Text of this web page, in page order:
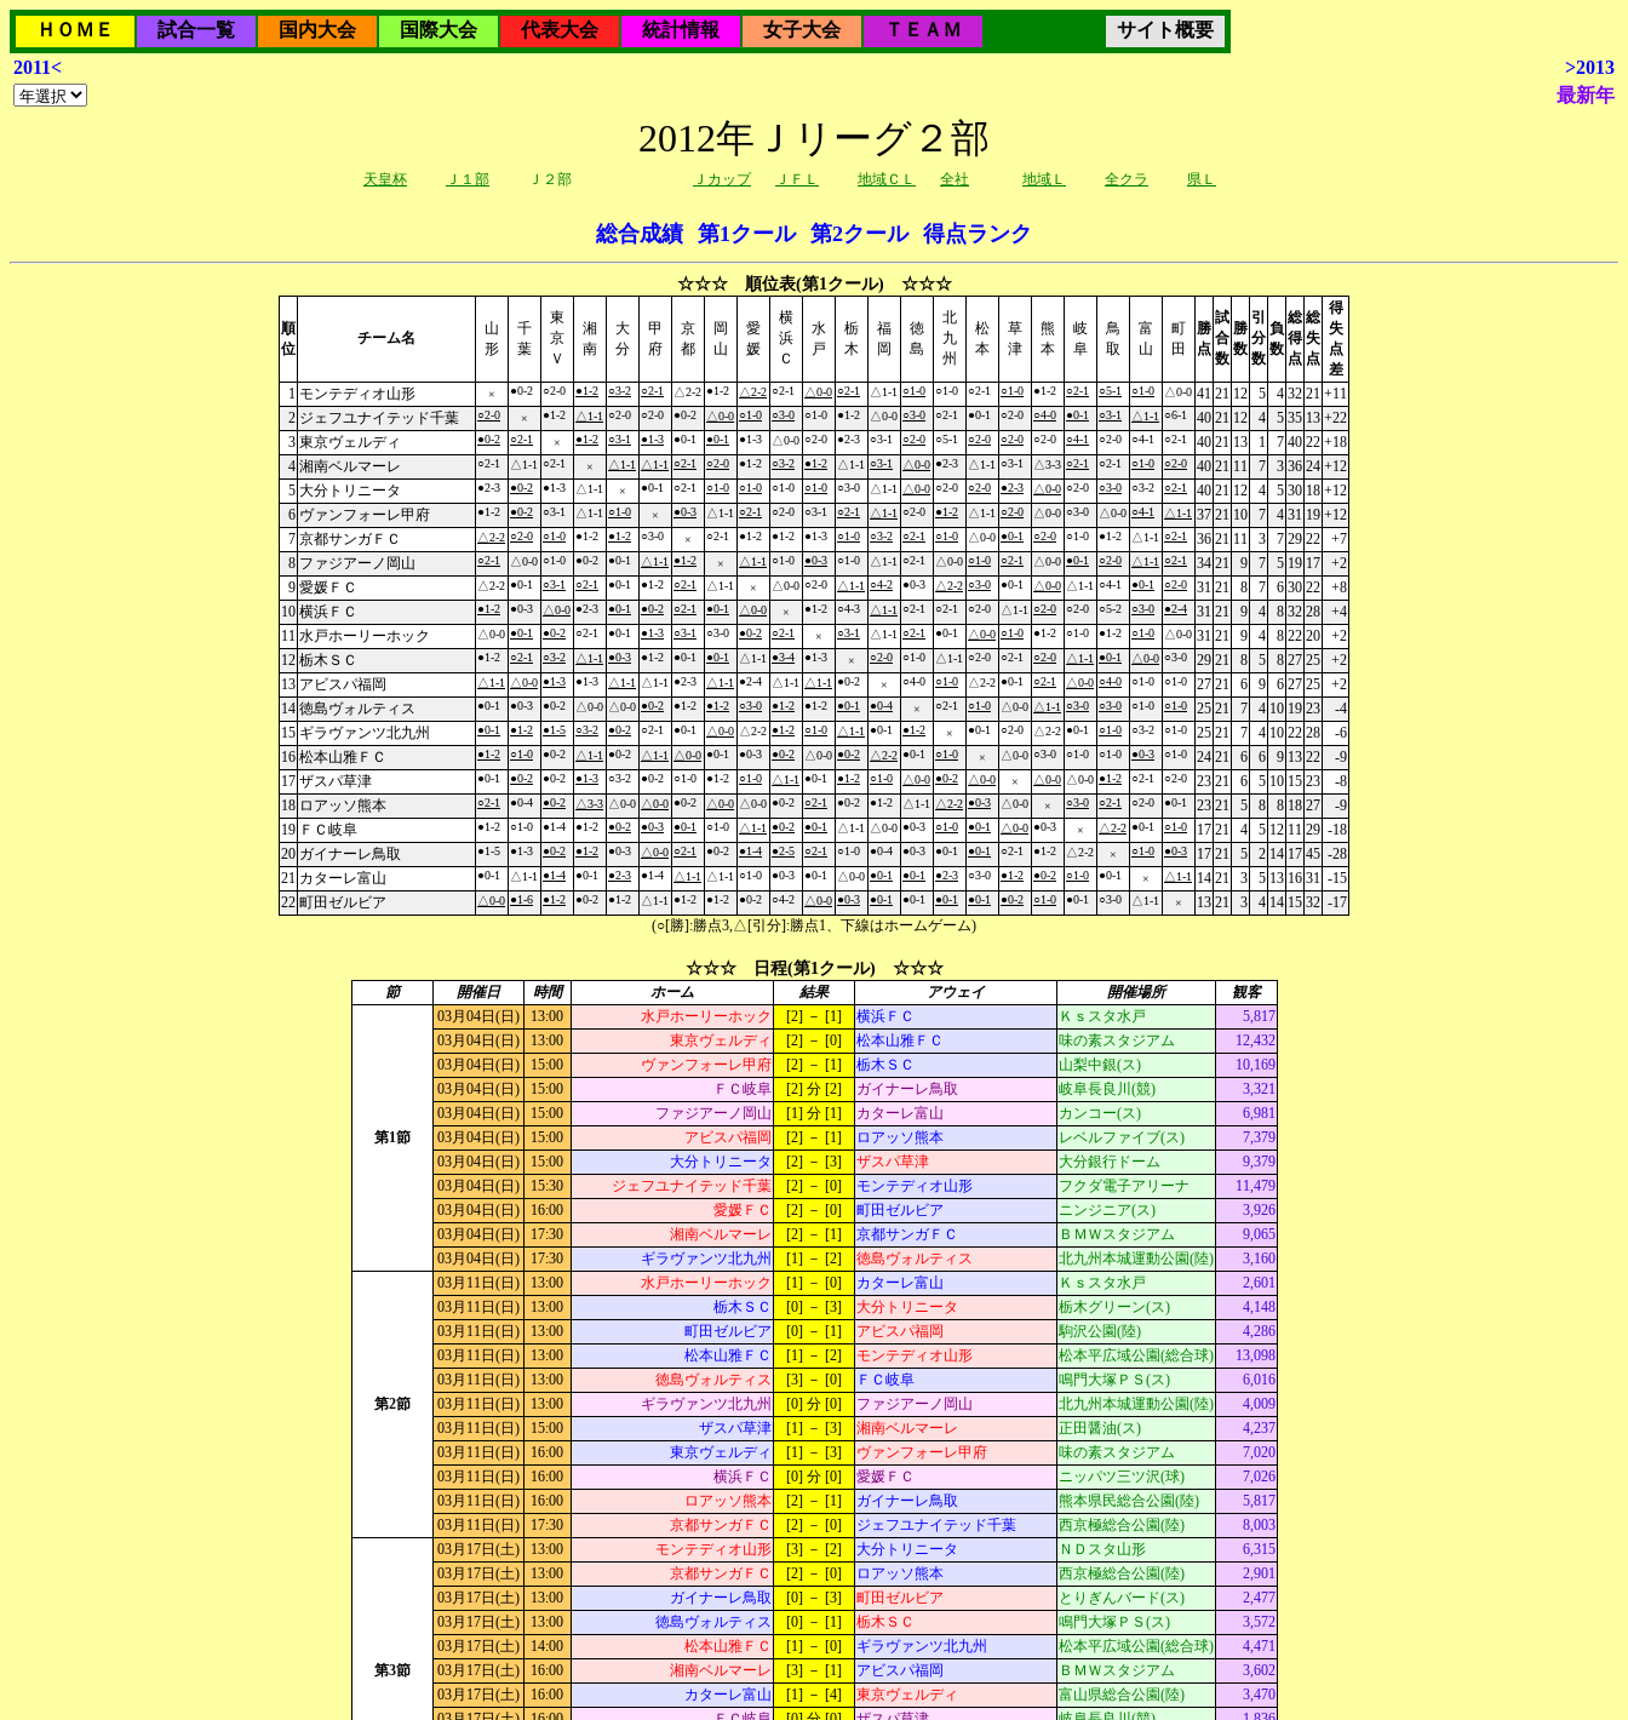
ＨＯＭＥ 試合一覧 国内大会 国際大会 代表大会 統計情報 女子大会 ＴＥＡＭ
サイト概要
2011<
>2013
最新年
2012年Ｊリーグ２部
天皇杯 Ｊ１部 Ｊ２部 Ｊカップ ＪＦＬ 地域ＣＬ 全社 地域Ｌ 全クラ 県Ｌ
総合成績 第1クール 第2クール 得点ランク
☆☆☆ 順位表(第1クール) ☆☆☆
順
位
チーム名
山
形
千
葉
東
京
Ｖ
湘
南
大
分
甲
府
京
都
岡
山
愛
媛
横
浜
Ｃ
水
戸
栃
木
福
岡
徳
島
北
九
州
松
本
草
津
熊
本
岐
阜
鳥
取
富
山
町
田
勝
点
試
合
数
勝
数
引
分
数
負
数
総
得
点
総
失
点
得
失
点
差
1 モンテディオ山形 × ●0-2 ○2-0 ●1-2 ○3-2 ○2-1 △2-2 ●1-2 △2-2 ○2-1 △0-0 ○2-1 △1-1 ○1-0 ○1-0 ○2-1 ○1-0 ●1-2 ○2-1 ○5-1 ○1-0 △0-0 41 21 12 5 4 32 21 +11
2 ジェフユナイテッド千葉 ○2-0 × ●1-2 △1-1 ○2-0 ○2-0 ●0-2 △0-0 ○1-0 ○3-0 ○1-0 ●1-2 △0-0 ○3-0 ○2-1 ●0-1 ○2-0 ○4-0 ●0-1 ○3-1 △1-1 ○6-1 40 21 12 4 5 35 13 +22
3 東京ヴェルディ ●0-2 ○2-1 × ●1-2 ○3-1 ●1-3 ●0-1 ●0-1 ●1-3 △0-0 ○2-0 ●2-3 ○3-1 ○2-0 ○5-1 ○2-0 ○2-0 ○2-0 ○4-1 ○2-0 ○4-1 ○2-1 40 21 13 1 7 40 22 +18
4 湘南ベルマーレ ○2-1 △1-1 ○2-1 × △1-1 △1-1 ○2-1 ○2-0 ●1-2 ○3-2 ●1-2 △1-1 ○3-1 △0-0 ●2-3 △1-1 ○3-1 △3-3 ○2-1 ○2-1 ○1-0 ○2-0 40 21 11 7 3 36 24 +12
5 大分トリニータ ●2-3 ●0-2 ●1-3 △1-1 × ●0-1 ○2-1 ○1-0 ○1-0 ○1-0 ○1-0 ○3-0 △1-1 △0-0 ○2-0 ○2-0 ●2-3 △0-0 ○2-0 ○3-0 ○3-2 ○2-1 40 21 12 4 5 30 18 +12
6 ヴァンフォーレ甲府 ●1-2 ●0-2 ○3-1 △1-1 ○1-0 × ●0-3 △1-1 ○2-1 ○2-0 ○3-1 ○2-1 △1-1 ○2-0 ●1-2 △1-1 ○2-0 △0-0 ○3-0 △0-0 ○4-1 △1-1 37 21 10 7 4 31 19 +12
7 京都サンガＦＣ △2-2 ○2-0 ○1-0 ●1-2 ●1-2 ○3-0 × ○2-1 ●1-2 ●1-2 ●1-3 ○1-0 ○3-2 ○2-1 ○1-0 △0-0 ●0-1 ○2-0 ○1-0 ●1-2 △1-1 ○2-1 36 21 11 3 7 29 22
+7
8 ファジアーノ岡山 ○2-1 △0-0 ○1-0 ●0-2 ●0-1 △1-1 ●1-2 × △1-1 ○1-0 ●0-3 ○1-0 △1-1 ○2-1 △0-0 ○1-0 ○2-1 △0-0 ●0-1 ○2-0 △1-1 ○2-1 34 21 9 7 5 19 17
+2
9 愛媛ＦＣ △2-2 ●0-1 ○3-1 ○2-1 ●0-1 ●1-2 ○2-1 △1-1 × △0-0 ○2-0 △1-1 ○4-2 ●0-3 △2-2 ○3-0 ●0-1 △0-0 △1-1 ○4-1 ●0-1 ○2-0 31 21 8 7 6 30 22
+8
10 横浜ＦＣ ●1-2 ●0-3 △0-0 ●2-3 ●0-1 ●0-2 ○2-1 ●0-1 △0-0 × ●1-2 ○4-3 △1-1 ○2-1 ○2-1 ○2-0 △1-1 ○2-0 ○2-0 ○5-2 ○3-0 ●2-4 31 21 9 4 8 32 28
+4
11 水戸ホーリーホック △0-0 ●0-1 ●0-2 ○2-1 ●0-1 ●1-3 ○3-1 ○3-0 ●0-2 ○2-1 × ○3-1 △1-1 ○2-1 ●0-1 △0-0 ○1-0 ●1-2 ○1-0 ●1-2 ○1-0 △0-0 31 21 9 4 8 22 20
+2
12 栃木ＳＣ ●1-2 ○2-1 ○3-2 △1-1 ●0-3 ●1-2 ●0-1 ●0-1 △1-1 ●3-4 ●1-3 × ○2-0 ○1-0 △1-1 ○2-0 ○2-1 ○2-0 △1-1 ●0-1 △0-0 ○3-0 29 21 8 5 8 27 25
+2
13 アビスパ福岡 △1-1 △0-0 ●1-3 ●1-3 △1-1 △1-1 ●2-3 △1-1 ●2-4 △1-1 △1-1 ●0-2 × ○4-0 ○1-0 △2-2 ●0-1 ○2-1 △0-0 ○4-0 ○1-0 ○1-0 27 21 6 9 6 27 25
+2
14 徳島ヴォルティス ●0-1 ●0-3 ●0-2 △0-0 △0-0 ●0-2 ●1-2 ●1-2 ○3-0 ●1-2 ●1-2 ●0-1 ●0-4 × ○2-1 ○1-0 △0-0 △1-1 ○3-0 ○3-0 ○1-0 ○1-0 25 21 7 4 10 19 23
-4
15 ギラヴァンツ北九州 ●0-1 ●1-2 ●1-5 ○3-2 ●0-2 ○2-1 ●0-1 △0-0 △2-2 ●1-2 ○1-0 △1-1 ●0-1 ●1-2 × ●0-1 ○2-0 △2-2 ●0-1 ○1-0 ○3-2 ○1-0 25 21 7 4 10 22 28
-6
16 松本山雅ＦＣ ●1-2 ○1-0 ●0-2 △1-1 ●0-2 △1-1 △0-0 ●0-1 ●0-3 ●0-2 △0-0 ●0-2 △2-2 ●0-1 ○1-0 × △0-0 ○3-0 ○1-0 ○1-0 ●0-3 ○1-0 24 21 6 6 9 13 22
-9
17 ザスパ草津 ●0-1 ●0-2 ●0-2 ●1-3 ○3-2 ●0-2 ○1-0 ●1-2 ○1-0 △1-1 ●0-1 ●1-2 ○1-0 △0-0 ●0-2 △0-0 × △0-0 △0-0 ●1-2 ○2-1 ○2-0 23 21 6 5 10 15 23
-8
18 ロアッソ熊本 ○2-1 ●0-4 ●0-2 △3-3 △0-0 △0-0 ●0-2 △0-0 △0-0 ●0-2 ○2-1 ●0-2 ●1-2 △1-1 △2-2 ●0-3 △0-0 × ○3-0 ○2-1 ○2-0 ●0-1 23 21 5 8 8 18 27
-9
19 ＦＣ岐阜 ●1-2 ○1-0 ●1-4 ●1-2 ●0-2 ●0-3 ●0-1 ○1-0 △1-1 ●0-2 ●0-1 △1-1 △0-0 ●0-3 ○1-0 ●0-1 △0-0 ●0-3 × △2-2 ●0-1 ○1-0 17 21 4 5 12 11 29 -18
20 ガイナーレ鳥取 ●1-5 ●1-3 ●0-2 ●1-2 ●0-3 △0-0 ○2-1 ●0-2 ●1-4 ●2-5 ○2-1 ○1-0 ●0-4 ●0-3 ●0-1 ●0-1 ○2-1 ●1-2 △2-2 × ○1-0 ●0-3 17 21 5 2 14 17 45 -28
21 カターレ富山 ●0-1 △1-1 ●1-4 ●0-1 ●2-3 ●1-4 △1-1 △1-1 ○1-0 ●0-3 ●0-1 △0-0 ●0-1 ●0-1 ●2-3 ○3-0 ●1-2 ●0-2 ○1-0 ●0-1 × △1-1 14 21 3 5 13 16 31 -15
22 町田ゼルビア △0-0 ●1-6 ●1-2 ●0-2 ●1-2 △1-1 ●1-2 ●1-2 ●0-2 ○4-2 △0-0 ●0-3 ●0-1 ●0-1 ●0-1 ●0-1 ●0-2 ○1-0 ●0-1 ○3-0 △1-1 × 13 21 3 4 14 15 32 -17
(○[勝]:勝点3,△[引分]:勝点1、下線はホームゲーム)
☆☆☆ 日程(第1クール) ☆☆☆
節 開催日 時間 ホーム 結果 アウェイ 開催場所 観客
第1節
03月04日(日) 13:00 水戸ホーリーホック [2] － [1] 横浜ＦＣ Ｋｓスタ水戸
5,817
03月04日(日)
13:00 東京ヴェルディ [2] － [0] 松本山雅ＦＣ 味の素スタジアム
12,432
03月04日(日)
15:00 ヴァンフォーレ甲府 [2] － [1] 栃木ＳＣ 山梨中銀(ス)
10,169
03月04日(日)
15:00 ＦＣ岐阜 [2] 分 [2] ガイナーレ鳥取 岐阜長良川(競)
3,321
03月04日(日)
15:00 ファジアーノ岡山 [1] 分 [1] カターレ富山 カンコー(ス)
6,981
03月04日(日)
15:00 アビスパ福岡 [2] － [1] ロアッソ熊本 レベルファイブ(ス)
7,379
03月04日(日)
15:00 大分トリニータ [2] － [3] ザスパ草津 大分銀行ドーム
9,379
03月04日(日)
15:30 ジェフユナイテッド千葉 [2] － [0] モンテディオ山形 フクダ電子アリーナ
11,479
03月04日(日)
16:00 愛媛ＦＣ [2] － [0] 町田ゼルビア ニンジニア(ス)
3,926
03月04日(日)
17:30 湘南ベルマーレ [2] － [1] 京都サンガＦＣ ＢＭＷスタジアム
9,065
03月04日(日)
17:30 ギラヴァンツ北九州 [1] － [2] 徳島ヴォルティス 北九州本城運動公園(陸) 3,160
第2節
03月11日(日) 13:00 水戸ホーリーホック [1] － [0] カターレ富山 Ｋｓスタ水戸
2,601
03月11日(日)
13:00 栃木ＳＣ [0] － [3] 大分トリニータ 栃木グリーン(ス)
4,148
03月11日(日)
13:00 町田ゼルビア [0] － [1] アビスパ福岡 駒沢公園(陸)
4,286
03月11日(日)
13:00 松本山雅ＦＣ [1] － [2] モンテディオ山形 松本平広域公園(総合球)
13,098
03月11日(日)
13:00 徳島ヴォルティス [3] － [0] ＦＣ岐阜 鳴門大塚ＰＳ(ス)
6,016
03月11日(日)
13:00 ギラヴァンツ北九州 [0] 分 [0] ファジアーノ岡山 北九州本城運動公園(陸)
4,009
03月11日(日)
15:00 ザスパ草津 [1] － [3] 湘南ベルマーレ 正田醤油(ス)
4,237
03月11日(日)
16:00 東京ヴェルディ [1] － [3] ヴァンフォーレ甲府 味の素スタジアム
7,020
03月11日(日)
16:00 横浜ＦＣ [0] 分 [0] 愛媛ＦＣ ニッパツ三ツ沢(球)
7,026
03月11日(日)
16:00 ロアッソ熊本 [2] － [1] ガイナーレ鳥取 熊本県民総合公園(陸)
5,817
03月11日(日)
17:30 京都サンガＦＣ [2] － [0] ジェフユナイテッド千葉 西京極総合公園(陸) 8,003
第3節
03月17日(土) 13:00 モンテディオ山形 [3] － [2] 大分トリニータ ＮＤスタ山形
6,315
03月17日(土)
13:00 京都サンガＦＣ [2] － [0] ロアッソ熊本 西京極総合公園(陸)
2,901
03月17日(土)
13:00 ガイナーレ鳥取 [0] － [3] 町田ゼルビア とりぎんバード(ス)
2,477
03月17日(土)
13:00 徳島ヴォルティス [0] － [1] 栃木ＳＣ 鳴門大塚ＰＳ(ス)
3,572
03月17日(土)
14:00 松本山雅ＦＣ [1] － [0] ギラヴァンツ北九州 松本平広域公園(総合球)
4,471
03月17日(土)
16:00 湘南ベルマーレ [3] － [1] アビスパ福岡 ＢＭＷスタジアム
3,602
03月17日(土)
16:00 カターレ富山 [1] － [4] 東京ヴェルディ 富山県総合公園(陸)
3,470